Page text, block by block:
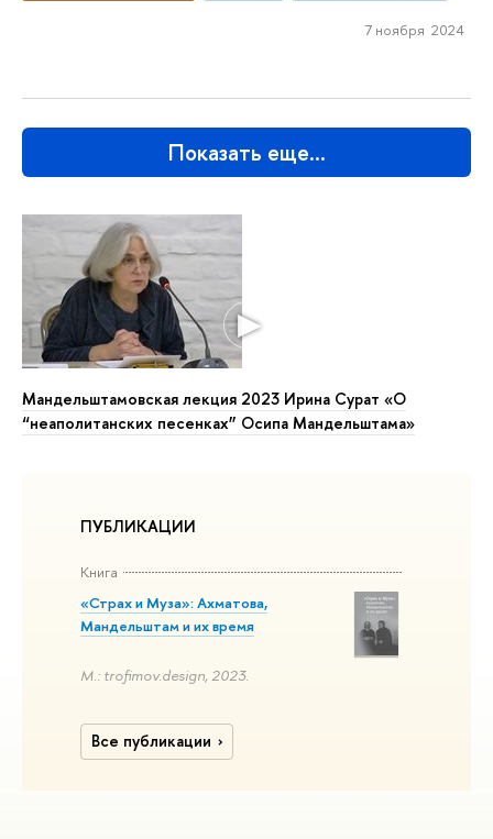
Мандельштамовская лекция 2023 Ирина Сурат «О
“неаполитанских песенках” Осипа Мандельштама»
ПУБЛИКАЦИИ
Книга
«Страх и Муза»: Ахматова,
Мандельштам и их время
М.: trofimov.design, 2023.
Все публикации
7 ноября 2024
Показать еще…